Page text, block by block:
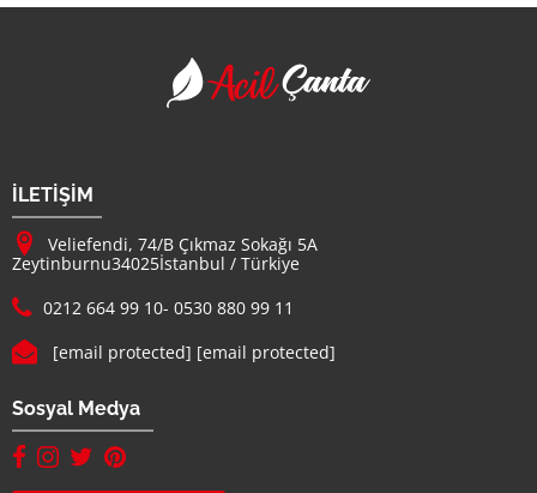
İLETİŞİM
Adresimiz :
Veliefendi, 74/B Çıkmaz Sokağı 5A
Zeytinburnu34025İstanbul / Türkiye
Telefon :
0212 664 99 10- 0530 880 99 11
E-mail :
[email protected] [email protected]
Sosyal Medya
facebook hesabımız(yeni sayfada açılır)
instagram hesabımız(yeni sayfada açılır)
twitter hesabımız(yeni sayfada açılır)
pinterest hesabımız (yeni sayfada açılır)